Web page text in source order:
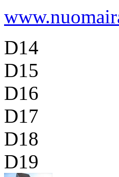
D14
D15
D16
D17
D18
D19